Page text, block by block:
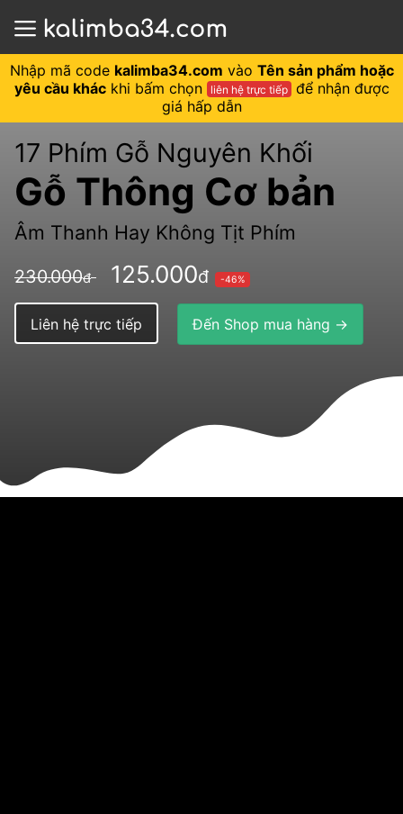
Nhập mã code kalimba34.com vào Tên sản phẩm hoặc
yêu cầu kháckhi bấm chọn liên hệ trực tiếp để nhận được
giá hấp dẫn
17 Phím Gỗ Nguyên Khối
Gỗ Thông Cơ bản
Âm Thanh Hay Không Tịt Phím
230.000đ 125.000đ -46%
Liên hệ trực tiếp Đến Shop mua hàng →